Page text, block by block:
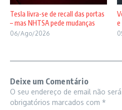
Tesla livra-se de recall das portas
– mas NHTSA pede mudanças
06/Ago/2026
e
Deixe um Comentário
O seu endereço de email não
obrigatórios marcados com *